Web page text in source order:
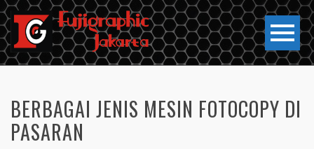
BERBAGAI JENIS MESIN FOTOCOPY DI
PASARAN